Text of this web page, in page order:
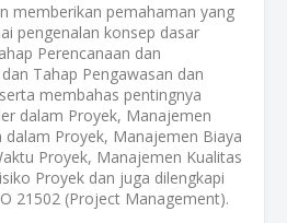
memberikan pemahaman yang
pengenalan konsep dasar
Perencanaan dan
Tahap Pengawasan dan
membahas pentingnya
dalam Proyek, Manajemen
dalam Proyek, Manajemen Biaya
Proyek, Manajemen Kualitas
Proyek dan juga dilengkapi
21502 (Project Management).